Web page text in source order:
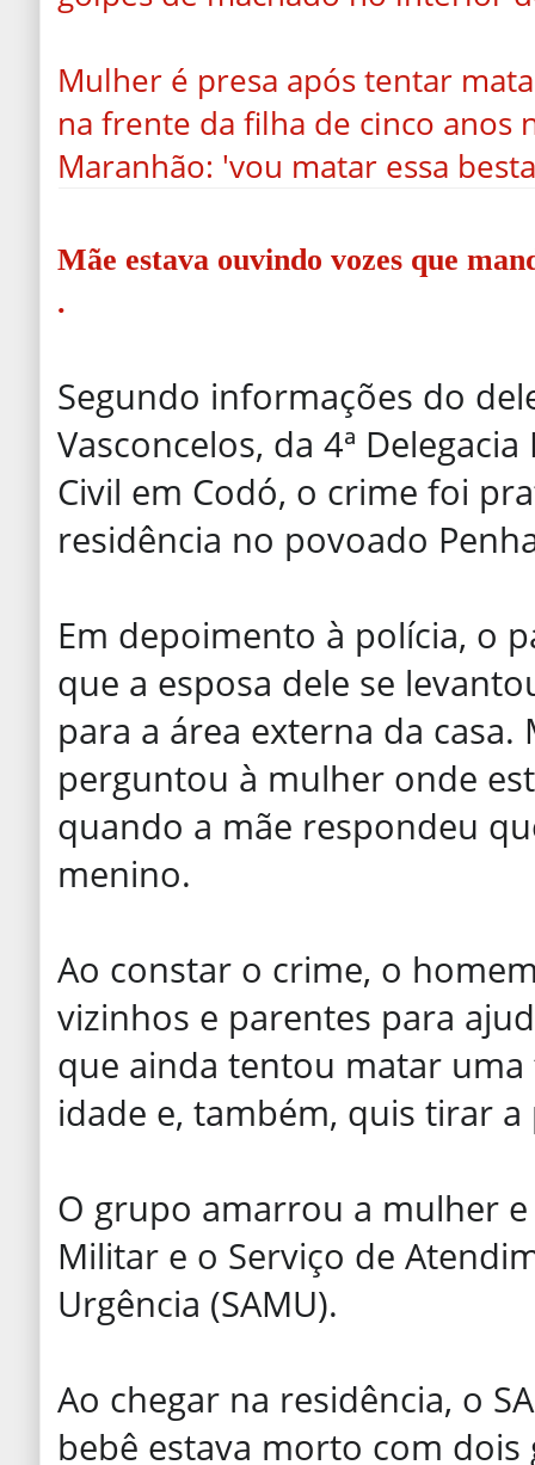
Mulher é presa após tentar
na frente da filha de cinco anos
Maranhão: 'vou matar essa
Mãe estava ouvindo vozes que
.
Segundo informações do
Vasconcelos, da 4ª
Civil em Codó, o crime foi
residência no povoado
Em depoimento à polícia, o
que a esposa dele se
para a área externa da
perguntou à mulher onde
quando a mãe respondeu
menino.
Ao constar o crime, o
vizinhos e parentes para
que ainda tentou matar
idade e, também, quis tirar
O grupo amarrou a mulher
Militar e o Serviço de
Urgência (SAMU).
Ao chegar na residência, o
bebê estava morto com dois